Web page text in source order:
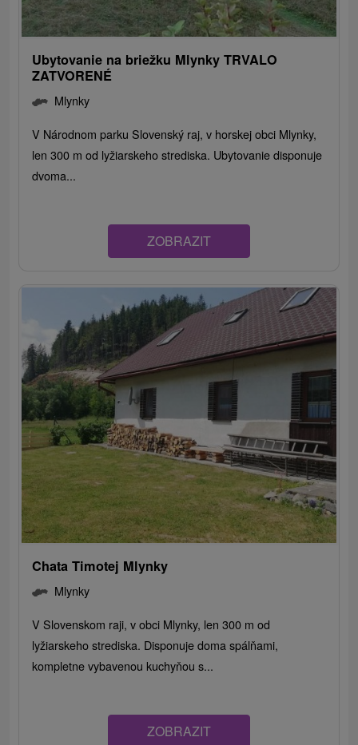
Ubytovanie na briežku Mlynky TRVALO
ZATVORENÉ
Mlynky
V Národnom parku Slovenský raj, v horskej obci Mlynky,
len 300 m od lyžiarskeho strediska. Ubytovanie disponuje
dvoma...
ZOBRAZIT
Chata Timotej Mlynky
Mlynky
V Slovenskom raji, v obci Mlynky, len 300 m od
lyžiarskeho strediska. Disponuje doma spálňami,
kompletne vybavenou kuchyňou s...
ZOBRAZIT